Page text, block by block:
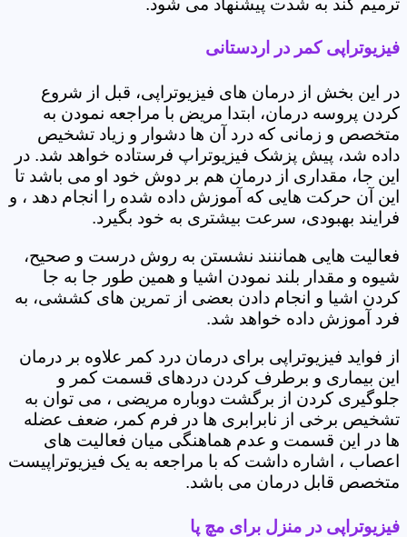
ترمیم کند به شدت پیشنهاد می شود.
فیزیوتراپی کمر در اردستانی
در این بخش از درمان های فیزیوتراپی، قبل از شروع
کردن پروسه درمان، ابتدا مریض با مراجعه نمودن به
متخصص و زمانی که درد آن ها دشوار و زیاد تشخیص
داده شد، پیش پزشک فیزیوتراپ فرستاده خواهد شد. در
این جا، مقداری از درمان هم بر دوش خود او می باشد تا
این آن حرکت هایی که آموزش داده شده را انجام دهد ، و
فرایند بهبودی، سرعت بیشتری به خود بگیرد.
فعالیت هایی هماننند نشستن به روش درست و صحیح،
شیوه و مقدار بلند نمودن اشیا و همین طور جا به جا
کردن اشیا و انجام دادن بعضی از تمرین های کششی، به
فرد آموزش داده خواهد شد.
از فواید فیزیوتراپی برای درمان درد کمر علاوه بر درمان
این بیماری و برطرف کردن دردهای قسمت کمر و
جلوگیری کردن از برگشت دوباره مریضی ، می توان به
تشخیص برخی از نابرابری ها در فرم کمر، ضعف عضله
ها در این قسمت و عدم هماهنگی میان فعالیت های
اعصاب ، اشاره داشت که با مراجعه به یک فیزیوتراپیست
متخصص قابل درمان می باشد.
فیزیوتراپی در منزل برای مچ پا